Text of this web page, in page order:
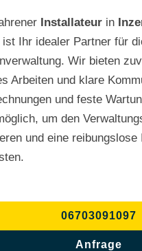
Installateur in
ist Ihr idealer Partner für
Wir bieten
Arbeiten und klare
und feste
um den
und eine reibungslose
06703091097
Anfrage